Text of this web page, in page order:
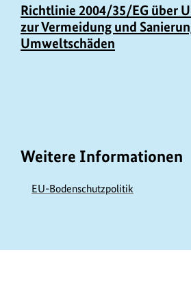
Richtlinie 2004/35/EG über
zur Vermeidung und
Umweltschäden
Weitere Informationen
EU-Bodenschutzpolitik